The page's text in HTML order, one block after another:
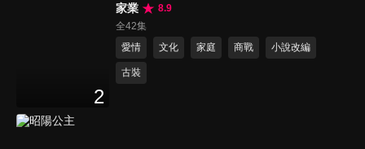
2
家業
8.9
全42集
愛情
文化 家庭 商戰 小說改編
古裝